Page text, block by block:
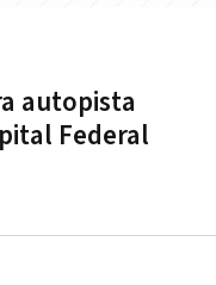
autopista
Federal